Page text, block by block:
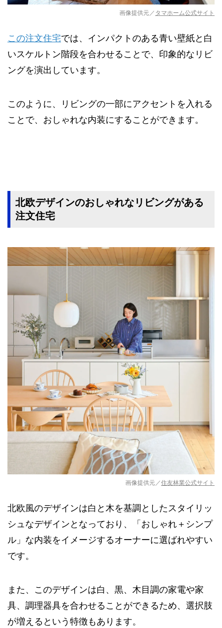
画像提供元／ タマホーム公式サイト
この注文住宅では、インパクトのある青い壁紙と白
いスケルトン階段を合わせることで、印象的なリビ
ングを演出しています。
このように、リビングの一部にアクセントを入れる
ことで、おしゃれな内装にすることができます。
北欧デザインのおしゃれなリビングがある
注文住宅
画像提供元／住友林業公式サイト
北欧風のデザインは白と木を基調としたスタイリッ
シュなデザインとなっており、「おしゃれ＋シンプ
ル」な内装をイメージするオーナーに選ばれやすい
です。
また、このデザインは白、黒、木目調の家電や家
具、調理器具を合わせることができるため、選択肢
が増えるという特徴もあります。